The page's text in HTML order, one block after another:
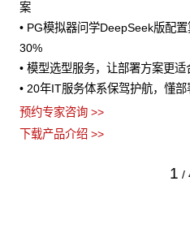
案
• PG模拟器问学DeepSeek版配
30%
• 模型选型服务，让部署方案更
• 20年IT服务体系保驾护航，懂
预约专家咨询 >>
下载产品介绍 >>
1 /